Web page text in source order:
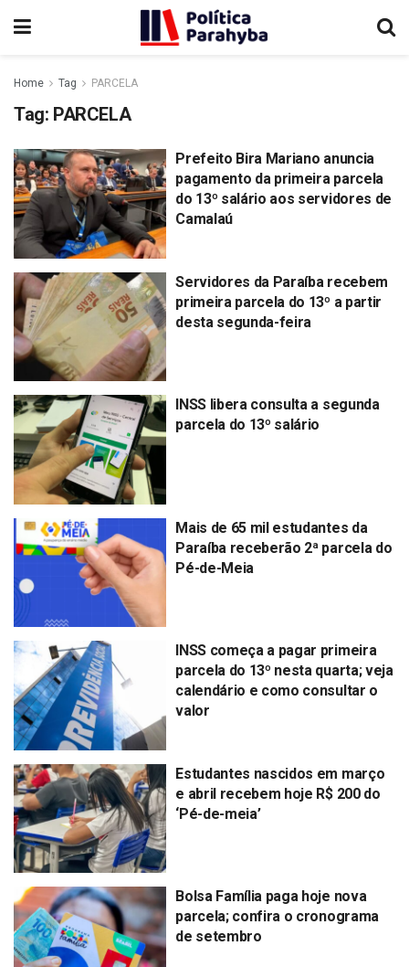
Home Tag PARCELA
Tag: PARCELA
Prefeito Bira Mariano anuncia
pagamento da primeira parcela
do 13º salário aos servidores de
Camalaú
Servidores da Paraíba recebem
primeira parcela do 13º a partir
desta segunda-feira
INSS libera consulta a segunda
parcela do 13º salário
Mais de 65 mil estudantes da
Paraíba receberão 2ª parcela do
Pé-de-Meia
INSS começa a pagar primeira
parcela do 13º nesta quarta; veja
calendário e como consultar o
valor
Estudantes nascidos em março
e abril recebem hoje R$ 200 do
‘Pé-de-meia’
Bolsa Família paga hoje nova
parcela; confira o cronograma
de setembro